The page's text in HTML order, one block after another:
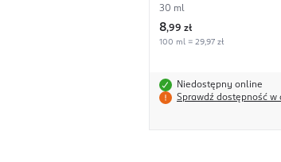
30 ml
8,99 zł
100 ml = 29,97 zł
Niedostępny online
Sprawdź dostępność w